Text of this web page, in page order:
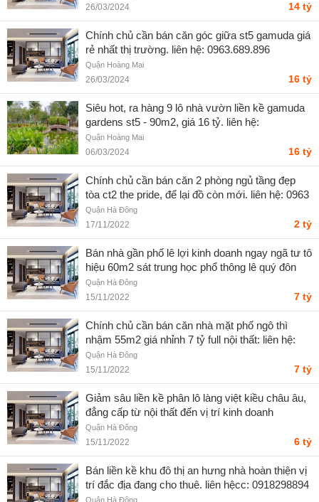
26/03/2024 14 tỷ
Chính chủ cần bán căn góc giữa st5 gamuda giá
rẻ nhất thị trường. liên hệ: 0963.689.896
Quận Hoàng Mai
26/03/2024 16 tỷ
Siêu hot, ra hàng 9 lô nhà vườn liền kề gamuda
gardens st5 - 90m2, giá 16 tỷ. liên hệ:
0963.689.896
Quận Hoàng Mai
06/03/2024 16 tỷ
Chính chủ cần bán căn 2 phòng ngủ tầng đẹp
tòa ct2 the pride, để lại đồ còn mới. liên hệ: 0963
689 896
Quận Hà Đông
17/11/2022 2 tỷ
Bán nhà gần phố lê lợi kinh doanh ngay ngã tư tô
hiệu 60m2 sát trung học phổ thông lê quý đôn
Quận Hà Đông
15/11/2022 7 tỷ
Chính chủ cần bán căn nhà mặt phố ngô thì
nhậm 55m2 giá nhỉnh 7 tỷ full nội thất: liên hệ:
0963689896
Quận Hà Đông
15/11/2022 7 tỷ
Giảm sâu liền kề phân lô làng việt kiều châu âu,
đẳng cấp từ nội thất đến vị trí kinh doanh
Quận Hà Đông
15/11/2022 6 tỷ
Bán liền kề khu đô thị an hưng nhà hoàn thiện vị
trí đắc địa đang cho thuê. liên hệcc: 0918298894
Quận Hà Đông